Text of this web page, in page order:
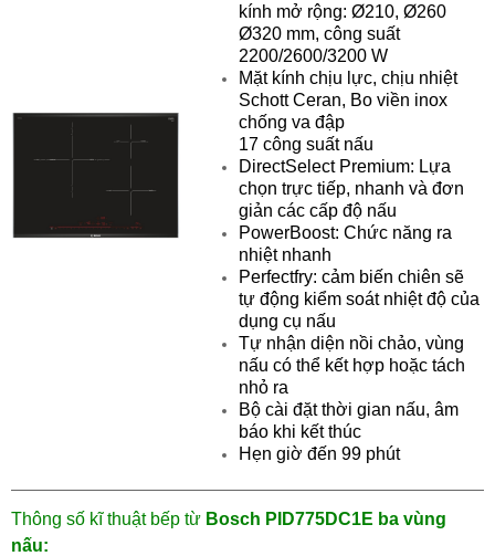
kính mở rộng: Ø210, Ø260
Ø320 mm, công suất
2200/2600/3200 W
Mặt kính chịu lực, chịu nhiệt
Schott Ceran, Bo viền inox
chống va đập
17 công suất nấu
DirectSelect Premium: Lựa
chọn trực tiếp, nhanh và đơn
giản các cấp độ nấu
PowerBoost: Chức năng ra
nhiệt nhanh
Perfectfry: cảm biến chiên sẽ
tự động kiểm soát nhiệt độ của
dụng cụ nấu
Tự nhận diện nồi chảo, vùng
nấu có thể kết hợp hoặc tách
nhỏ ra
Bộ cài đặt thời gian nấu, âm
báo khi kết thúc
Hẹn giờ đến 99 phút
Thông số kĩ thuật bếp từ Bosch PID775DC1E ba vùng
nấu: